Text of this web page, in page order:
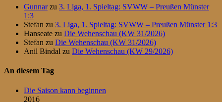
Gunnarzu 3. Liga, 1. Spieltag: SVWW – Preußen Münster
1:3
Stefan zu 3. Liga, 1. Spieltag: SVWW – Preußen Münster 1:3
Hanseate zu Die Wehenschau (KW 31/2026)
Stefan zu Die Wehenschau (KW 31/2026)
Anil Bindal zu Die Wehenschau (KW 29/2026)
An diesem Tag
Die Saison kann beginnen
2016